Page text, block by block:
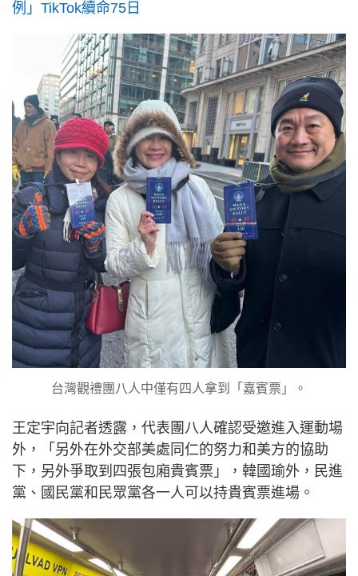
例」TikTok續命75日
台灣觀禮團八人中僅有四人拿到「嘉賓票」。
王定宇向記者透露，代表團八人確認受邀進入運動場
外，「另外在外交部美處同仁的努力和美方的協助
下，另外爭取到四張包廂貴賓票」，韓國瑜外，民進
黨、國民黨和民眾黨各一人可以持貴賓票進場。